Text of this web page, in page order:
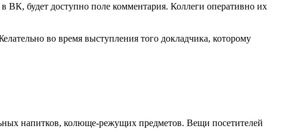
ВК, будет доступно поле комментария. Коллеги оперативно их
во время выступления того докладчика, которому
напитков, колюще-режущих предметов. Вещи посетителей